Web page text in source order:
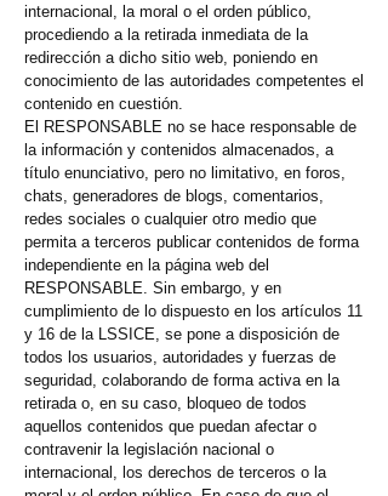
internacional, la moral o el orden público,
procediendo a la retirada inmediata de la
redirección a dicho sitio web, poniendo en
conocimiento de las autoridades competentes el
contenido en cuestión.
El RESPONSABLE no se hace responsable de
la información y contenidos almacenados, a
título enunciativo, pero no limitativo, en foros,
chats, generadores de blogs, comentarios,
redes sociales o cualquier otro medio que
permita a terceros publicar contenidos de forma
independiente en la página web del
RESPONSABLE. Sin embargo, y en
cumplimiento de lo dispuesto en los artículos 11
y 16 de la LSSICE, se pone a disposición de
todos los usuarios, autoridades y fuerzas de
seguridad, colaborando de forma activa en la
retirada o, en su caso, bloqueo de todos
aquellos contenidos que puedan afectar o
contravenir la legislación nacional o
internacional, los derechos de terceros o la